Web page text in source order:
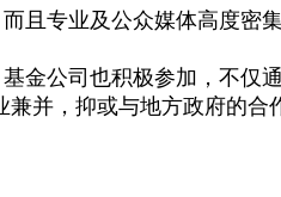
专业及公众媒体高度密
金公司也积极参加，不仅
并，抑或与地方政府的合